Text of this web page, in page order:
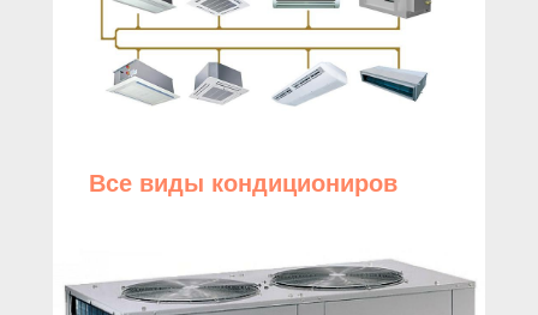
Все виды кондициониров